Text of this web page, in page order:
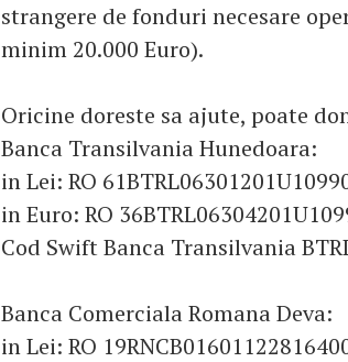
strangere de fonduri necesare
minim 20.000 Euro).
Oricine doreste sa ajute, poate
Banca Transilvania Hunedoara:
in Lei: RO
in Euro: RO
Cod Swift Banca Transilvania
Banca Comerciala Romana Deva:
in Lei: RO